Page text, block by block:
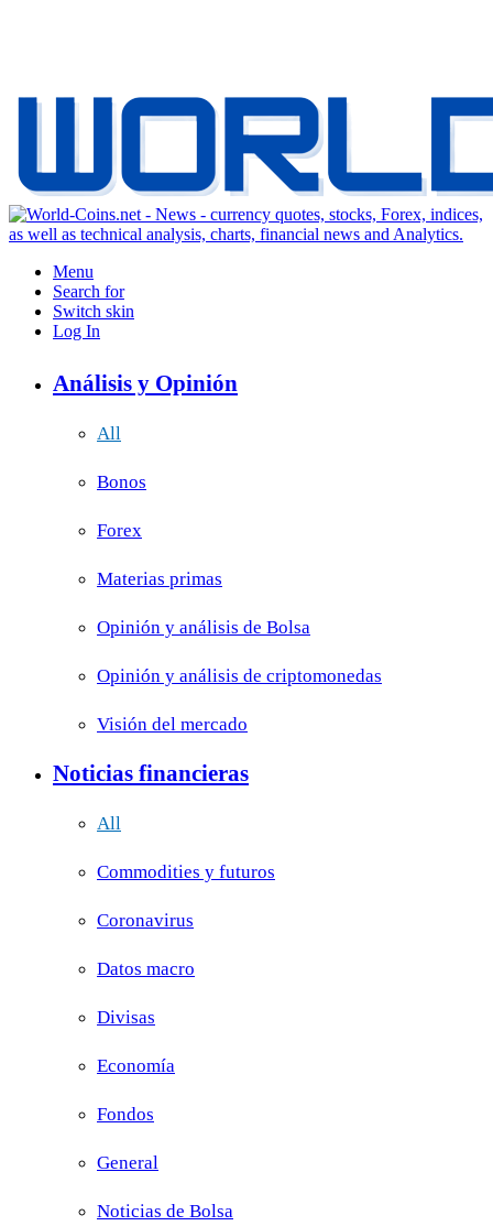
Menu
Search for
Switch skin
Log In
Análisis y Opinión
All
Bonos
Forex
Materias primas
Opinión y análisis de Bolsa
Opinión y análisis de criptomonedas
Visión del mercado
Noticias financieras
All
Commodities y futuros
Coronavirus
Datos macro
Divisas
Economía
Fondos
General
Noticias de Bolsa